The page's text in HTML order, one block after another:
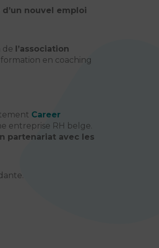
nouvel emploi
de l’association
formation en coaching
Career
entreprise RH belge.
partenariat avec les